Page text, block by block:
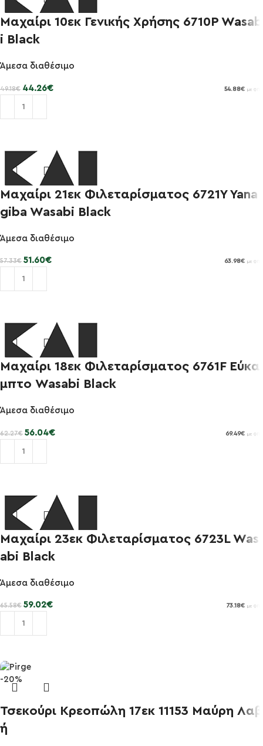
-10%
Μαχαίρι 10εκ Γενικής Χρήσης 6710P Wasab
i Black
Άμεσα διαθέσιμο
49.18€ 44.26€ 54.88€ με ΦΠΑ
-10%
Μαχαίρι 21εκ Φιλεταρίσματος 6721Y Yana
giba Wasabi Black
Άμεσα διαθέσιμο
57.33€ 51.60€ 63.98€ με ΦΠΑ
-10%
Μαχαίρι 18εκ Φιλεταρίσματος 6761F Εύκα
μπτο Wasabi Black
Άμεσα διαθέσιμο
62.27€ 56.04€ 69.49€ με ΦΠΑ
-10%
Μαχαίρι 23εκ Φιλεταρίσματος 6723L Was
abi Black
Άμεσα διαθέσιμο
65.58€ 59.02€ 73.18€ με ΦΠΑ
-20%
Τσεκούρι Κρεοπώλη 17εκ 11153 Μαύρη Λαβ
ή